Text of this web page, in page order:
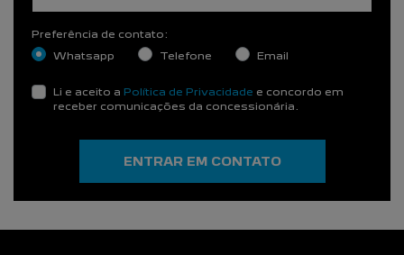
Preferência de contato:
Whatsapp
Telefone Email
Li e aceito a Política de Privacidade e concordo em
receber comunicações da concessionária.
ENTRAR EM CONTATO